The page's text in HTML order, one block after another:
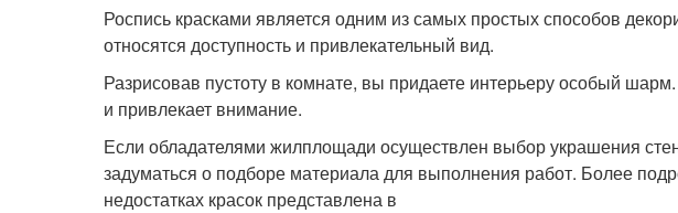
Роспись красками является одним из самых простых способов
относятся доступность и привлекательный вид.
Разрисовав пустоту в комнате, вы придаете интерьеру особый
и привлекает внимание.
Если обладателями жилплощади осуществлен выбор украшения
задуматься о подборе материала для выполнения работ. Более
недостатках красок представлена в